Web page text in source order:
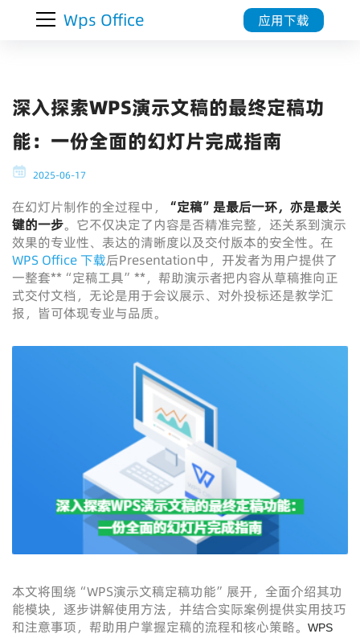
Wps Office 应用下载
深入探索WPS演示文稿的最终定稿功
能：一份全面的幻灯片完成指南
2025-06-17
在幻灯片制作的全过程中，
“定稿”是最后一环，亦是最关
键的一步。它不仅决定了内容是否精准完整，还关系到演示
效果的专业性、表达的清晰度以及交付版本的安全性。在
WPS Office 下载后Presentation中，开发者为用户提供了
一整套**“定稿工具”**，帮助演示者把内容从草稿推向正
式交付文档，无论是用于会议展示、对外投标还是教学汇
报，皆可体现专业与品质。
本文将围绕“WPS演示文稿定稿功能”展开，全面介绍其功
能模块，逐步讲解使用方法，并结合实际案例提供实用技巧
和注意事项，帮助用户掌握定稿的流程和核心策略。
WPS